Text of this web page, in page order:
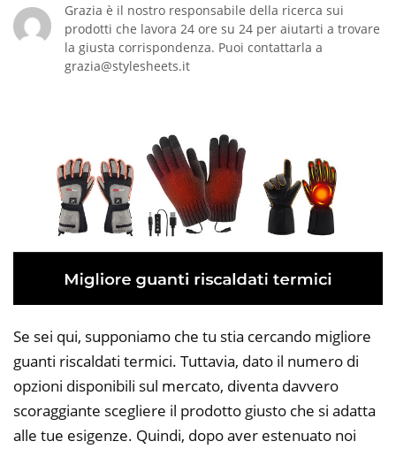
Grazia è il nostro responsabile della ricerca sui
prodotti che lavora 24 ore su 24 per aiutarti a trovare
la giusta corrispondenza. Puoi contattarla a
grazia@stylesheets.it
Se sei qui, supponiamo che tu stia cercando migliore
guanti riscaldati termici. Tuttavia, dato il numero di
opzioni disponibili sul mercato, diventa davvero
scoraggiante scegliere il prodotto giusto che si adatta
alle tue esigenze. Quindi, dopo aver estenuato noi